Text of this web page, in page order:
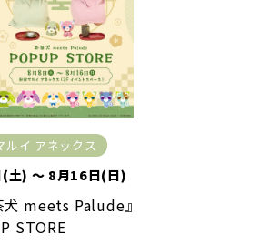
ルイ アネックス
土) ～ 8月16日(日)
meets Palude』
STORE